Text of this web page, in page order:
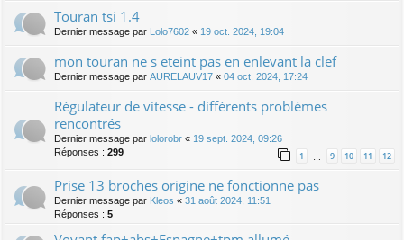
Touran tsi 1.4
Dernier message par Lolo7602 « 19 oct. 2024, 19:04
mon touran ne s eteint pas en enlevant la clef
Dernier message par AURELAUV17 « 04 oct. 2024, 17:24
Régulateur de vitesse - différents problèmes
rencontrés
Dernier message par lolorobr « 19 sept. 2024, 09:26
Réponses : 299 1 9 10 11 12
Prise 13 broches origine ne fonctionne pas
Dernier message par Kleos « 31 août 2024, 11:51
Réponses : 5